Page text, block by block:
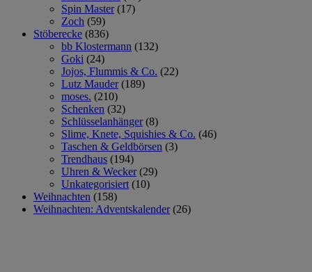
Spin Master (17)
Zoch (59)
Stöberecke (836)
bb Klostermann (132)
Goki (24)
Jojos, Flummis & Co. (22)
Lutz Mauder (189)
moses. (210)
Schenken (32)
Schlüsselanhänger (8)
Slime, Knete, Squishies & Co. (46)
Taschen & Geldbörsen (3)
Trendhaus (194)
Uhren & Wecker (29)
Unkategorisiert (10)
Weihnachten (158)
Weihnachten: Adventskalender (26)